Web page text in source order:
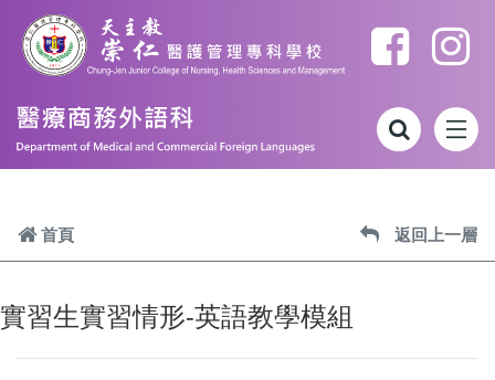
跳到主要內容
首頁 返回上一層
實習生實習情形-英語教學模組